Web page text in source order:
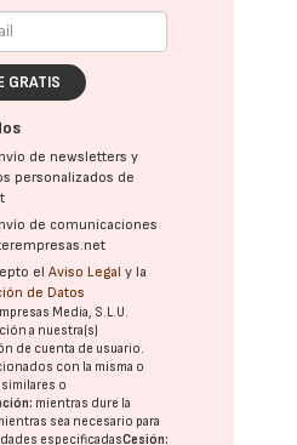
GRATIS
de newsletters y
personalizados de
de comunicaciones
elAviso Legal y la
de Datos
Media, S.L.U.
a nuestra(s)
de cuenta de usuario.
con la misma o
o
mientras dure la
sea necesario para
especificadasCesión: